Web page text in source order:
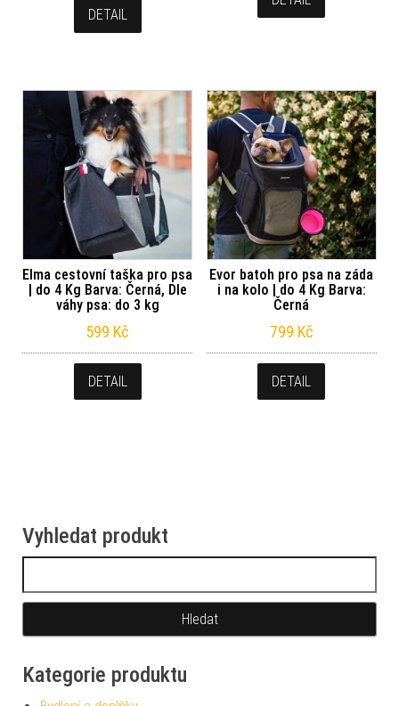
599Kč
| do 4 Kg Barva: Černá, Dle
váhy psa: do 3 kg
599Kč
i na kolo | do 4 Kg Barva:
Černá
799Kč